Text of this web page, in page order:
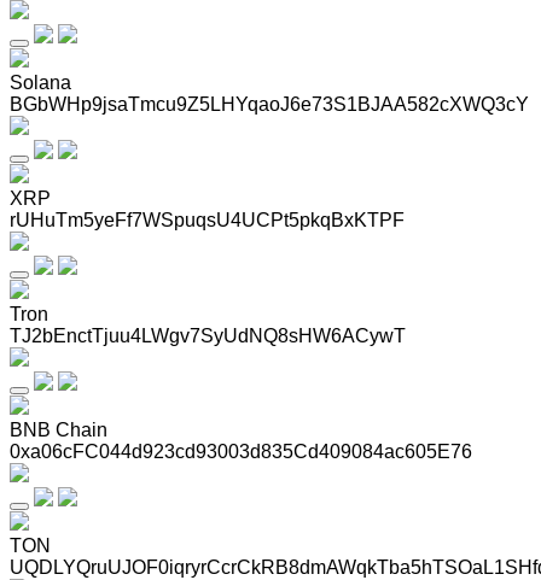
Solana
BGbWHp9jsaTmcu9Z5LHYqaoJ6e73S1BJAA582cXWQ3cY
XRP
rUHuTm5yeFf7WSpuqsU4UCPt5pkqBxKTPF
Tron
TJ2bEnctTjuu4LWgv7SyUdNQ8sHW6ACywT
BNB Chain
0xa06cFC044d923cd93003d835Cd409084ac605E76
TON